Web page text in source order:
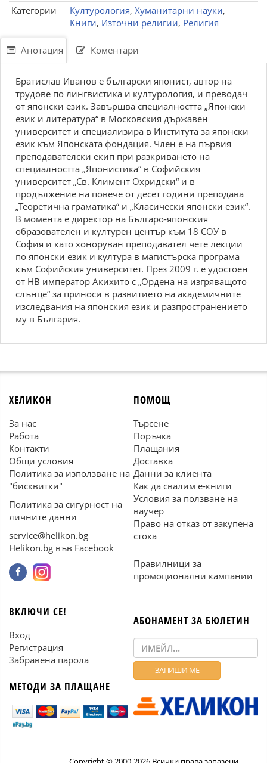
Категории
Културология, Хуманитарни науки,
Книги, Източни религии, Религия
Анотация Коментари
Братислав Иванов е български японист, автор на
трудове по лингвистика и културология, и преводач
от японски език. Завършва специалността „Японски
език и литература“ в Московския държавен
университет и специализира в Института за японски
език към Японската фондация. Член е на първия
преподавателски екип при разкриването на
специалността „Японистика“ в Софийския
университет „Св. Климент Охридски“ и в
продължение на повече от десет години преподава
„Теоретична граматика“ и „Класически японски език“.
B момeнтa e диpeктоp нa Бългapо-японcкия
обpaзовaтeлeн и култуpeн цeнтъp към 18 СOУ в
София и като хоноруван преподавател чете лекции
по японски език и култура в магистърска програма
към Софийския университет. През 2009 г. е удостоен
от НВ император Акихито с „Ордена на изгряващото
слънце“ за приноси в развитието на академичните
изследвания на японския език и разпространението
му в България.
ХЕЛИКОН
За нас
Работа
Контакти
Общи условия
Политика за използване на
"бисквитки"
Политика за сигурност на
личните данни
service@helikon.bg
Helikon.bg във Facebook
ПОМОЩ
Търсене
Поръчка
Плащания
Доставка
Данни за клиента
Как да свалим е-книги
Условия за ползване на
ваучер
Право на отказ от закупена
стока
Правилници за
промоционални кампании
ВКЛЮЧИ СЕ!
Вход
Регистрация
Забравена парола
МЕТОДИ ЗА ПЛАЩАНЕ
АБОНАМЕНТ ЗА БЮЛЕТИН